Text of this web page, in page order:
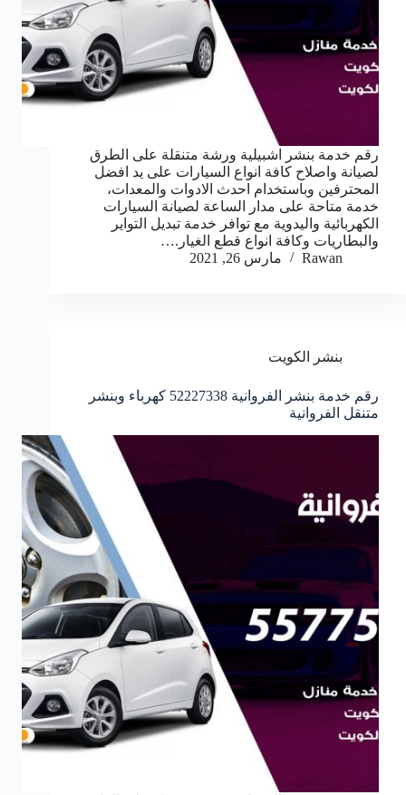
رقم خدمة بنشر اشبيلية ورشة متنقلة على الطرق
لصيانة واصلاح كافة انواع السيارات على يد افضل
المحترفين وباستخدام احدث الادوات والمعدات،
خدمة متاحة على مدار الساعة لصيانة السيارات
الكهربائية واليدوية مع توافر خدمة تبديل التواير
والبطاريات وكافة انواع قطع الغيار.…
Rawan
مارس 26, 2021
بنشر الكويت
رقم خدمة بنشر الفروانية 52227338 كهرباء وبنشر
متنقل الفروانية